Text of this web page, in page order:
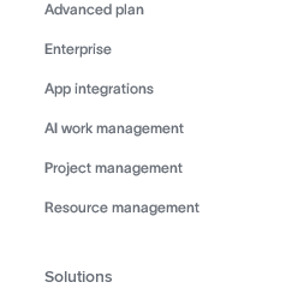
Advanced plan
Enterprise
App integrations
AI work management
Project management
Resource management
Solutions